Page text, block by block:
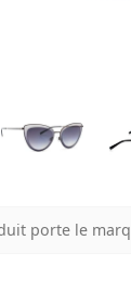
porte le